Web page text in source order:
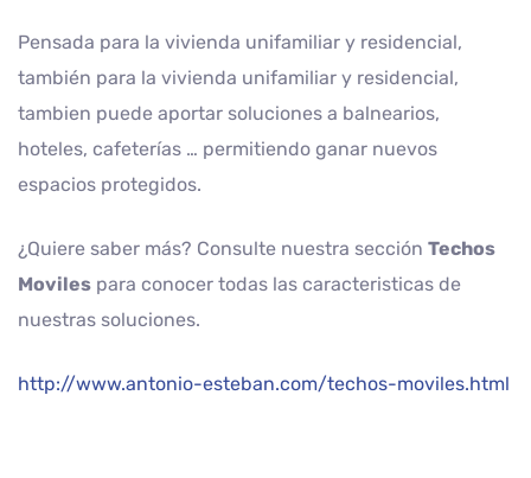
Pensada para la vivienda unifamiliar y residencial,
también para la vivienda unifamiliar y residencial,
tambien puede aportar soluciones a balnearios,
hoteles, cafeterías … permitiendo ganar nuevos
espacios protegidos.
¿Quiere saber más? Consulte nuestra sección Techos
Moviles para conocer todas las caracteristicas de
nuestras soluciones.
http://www.antonio-esteban.com/techos-moviles.html